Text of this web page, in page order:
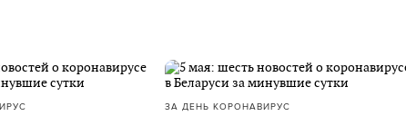
ЗА ДЕНЬ КОРОНАВИРУС